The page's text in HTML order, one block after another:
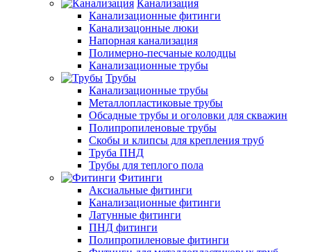
Канализация
Канализационные фитинги
Канализацонные люки
Напорная канализация
Полимерно-песчаные колодцы
Канализационные трубы
Трубы
Канализационные трубы
Металлопластиковые трубы
Обсадные трубы и оголовки для скважин
Полипропиленовые трубы
Скобы и клипсы для крепления труб
Труба ПНД
Трубы для теплого пола
Фитинги
Аксиальные фитинги
Канализационные фитинги
Латунные фитинги
ПНД фитинги
Полипропиленовые фитинги